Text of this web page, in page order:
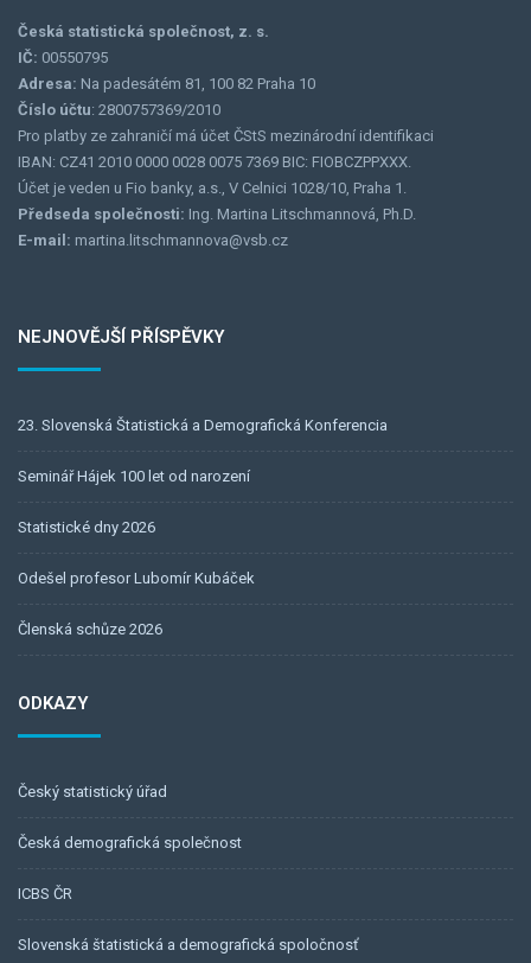
Česká statistická společnost, z. s.
IČ: 00550795
Adresa: Na padesátém 81, 100 82 Praha 10
Číslo účtu: 2800757369/2010
Pro platby ze zahraničí má účet ČStS mezinárodní identifikaci
IBAN: CZ41 2010 0000 0028 0075 7369 BIC: FIOBCZPPXXX.
Účet je veden u Fio banky, a.s., V Celnici 1028/10, Praha 1.
Předseda společnosti: Ing. Martina Litschmannová, Ph.D.
E-mail: martina.litschmannova@vsb.cz
NEJNOVĚJŠÍ PŘÍSPĚVKY
23. Slovenská Štatistická a Demografická Konferencia
Seminář Hájek 100 let od narození
Statistické dny 2026
Odešel profesor Lubomír Kubáček
Členská schůze 2026
ODKAZY
Český statistický úřad
Česká demografická společnost
ICBS ČR
Slovenská štatistická a demografická spoločnosť